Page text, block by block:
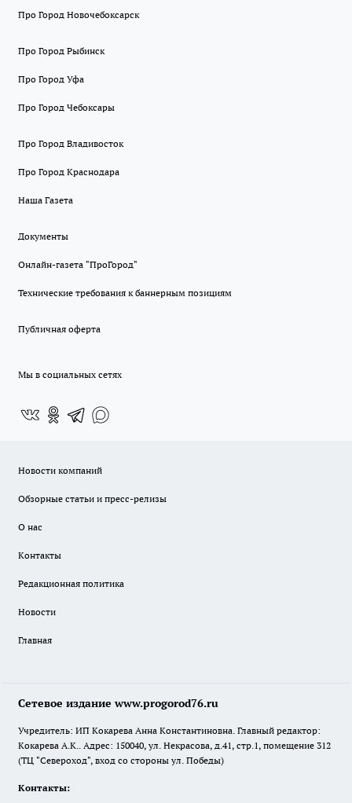
Про Город Новочебоксарск
Про Город Рыбинск
Про Город Уфа
Про Город Чебоксары
Про Город Владивосток
Про Город Краснодара
Наша Газета
Документы
Онлайн-газета "ПроГород"
Технические требования к баннерным позициям
Публичная оферта
Мы в социальных сетях
Новости компаний
Обзорные статьи и пресс-релизы
О нас
Контакты
Редакционная политика
Новости
Главная
Сетевое издание www.progorod76.ru
Учредитель: ИП Кокарева Анна Константиновна. Главный редактор:
Кокарева А.К.. Адрес: 150040, ул. Некрасова, д.41, стр.1, помещение 312
(ТЦ "Североход", вход со стороны ул. Победы)
Контакты: